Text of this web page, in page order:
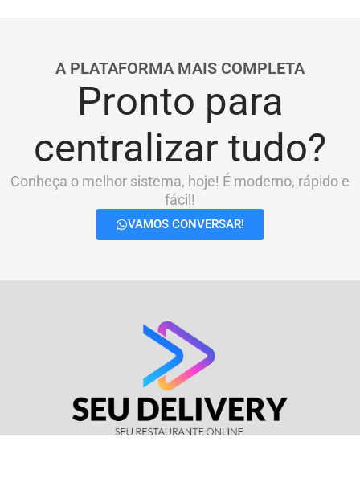
A PLATAFORMA MAIS COMPLETA
Pronto para
centralizar tudo?
Conheça o melhor sistema, hoje! É moderno, rápido e
fácil!
VAMOS CONVERSAR!